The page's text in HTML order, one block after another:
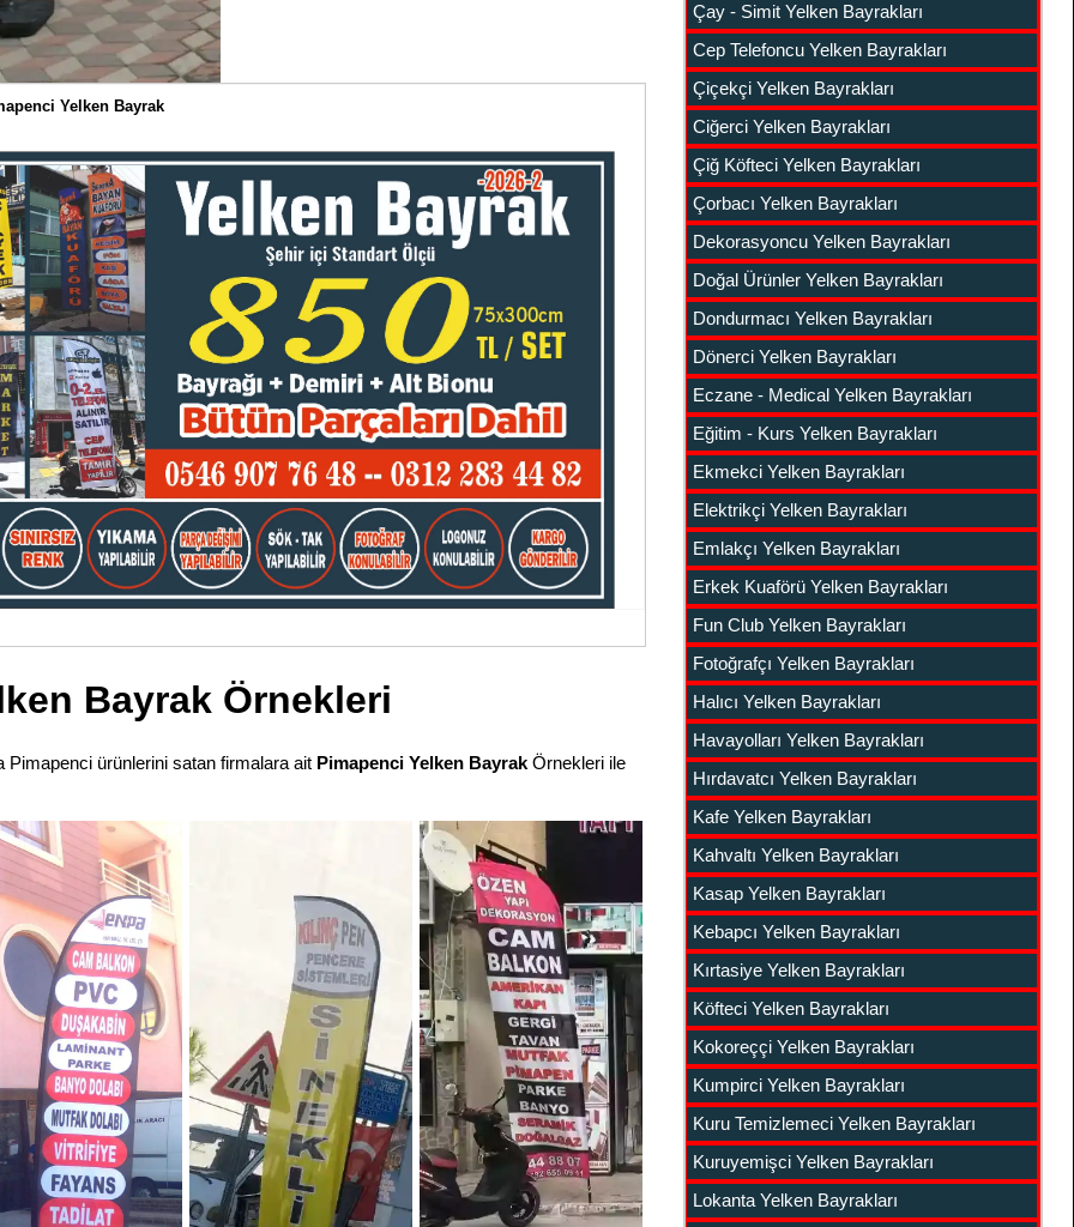
Yelken Bayrak
Bayrak Örnekleri
ürünlerini satan firmalara ait Pimapenci Yelken Bayrak Örnekleri ile
Çay - Simit Yelken Bayrakları
Cep Telefoncu Yelken Bayrakları
Çiçekçi Yelken Bayrakları
Ciğerci Yelken Bayrakları
Çiğ Köfteci Yelken Bayrakları
Çorbacı Yelken Bayrakları
Dekorasyoncu Yelken Bayrakları
Doğal Ürünler Yelken Bayrakları
Dondurmacı Yelken Bayrakları
Dönerci Yelken Bayrakları
Eczane - Medical Yelken Bayrakları
Eğitim - Kurs Yelken Bayrakları
Ekmekci Yelken Bayrakları
Elektrikçi Yelken Bayrakları
Emlakçı Yelken Bayrakları
Erkek Kuaförü Yelken Bayrakları
Fun Club Yelken Bayrakları
Fotoğrafçı Yelken Bayrakları
Halıcı Yelken Bayrakları
Havayolları Yelken Bayrakları
Hırdavatcı Yelken Bayrakları
Kafe Yelken Bayrakları
Kahvaltı Yelken Bayrakları
Kasap Yelken Bayrakları
Kebapcı Yelken Bayrakları
Kırtasiye Yelken Bayrakları
Köfteci Yelken Bayrakları
Kokoreççi Yelken Bayrakları
Kumpirci Yelken Bayrakları
Kuru Temizlemeci Yelken Bayrakları
Kuruyemişci Yelken Bayrakları
Lokanta Yelken Bayrakları